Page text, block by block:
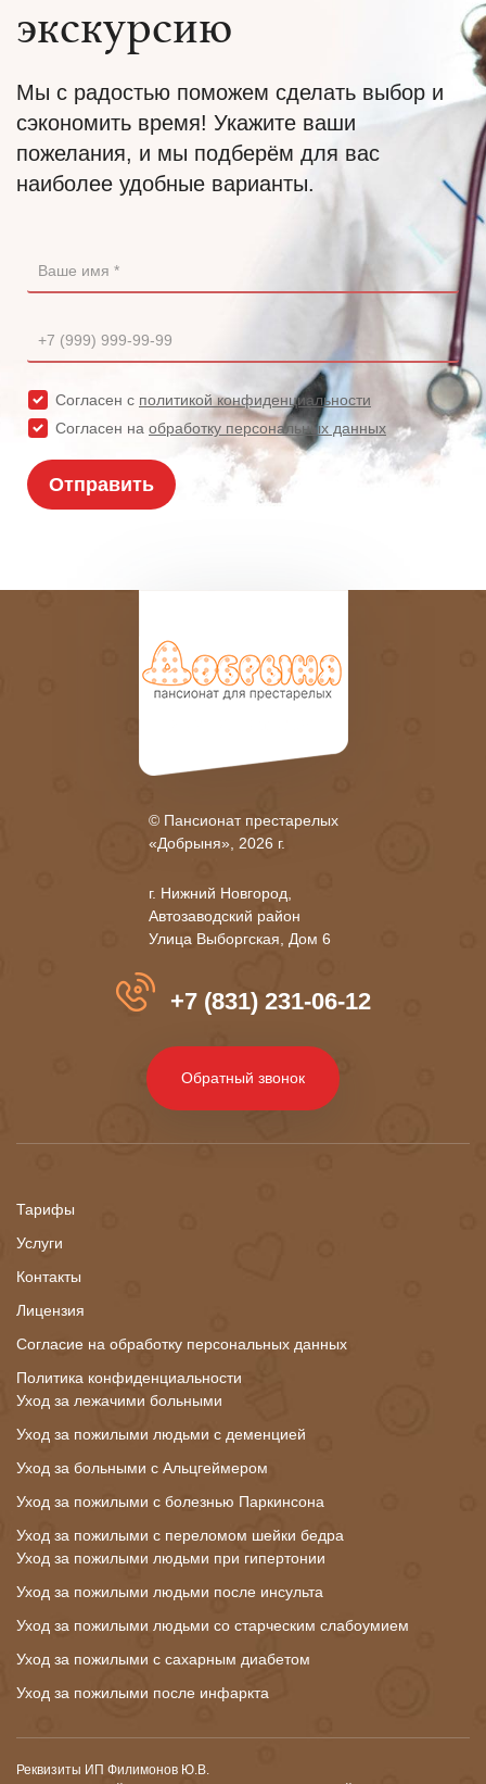
экскурсию
Мы с радостью поможем сделать выбор и
сэкономить время! Укажите ваши
пожелания, и мы подберём для вас
наиболее удобные варианты.
© Пансионат престарелых
«Добрыня», 2026 г.
г. Нижний Новгород,
Автозаводский район
Улица Выборгская, Дом 6
+7 (831) 231-06-12
Обратный звонок
Тарифы
Услуги
Контакты
Лицензия
Согласие на обработку персональных данных
Политика конфиденциальности
Уход за лежачими больными
Уход за пожилыми людьми с деменцией
Уход за больными с Альцгеймером
Уход за пожилыми с болезнью Паркинсона
Уход за пожилыми с переломом шейки бедра
Уход за пожилыми людьми при гипертонии
Уход за пожилыми людьми после инсульта
Уход за пожилыми людьми со старческим слабоумием
Уход за пожилыми с сахарным диабетом
Уход за пожилыми после инфаркта
Реквизиты ИП Филимонов Ю.В.